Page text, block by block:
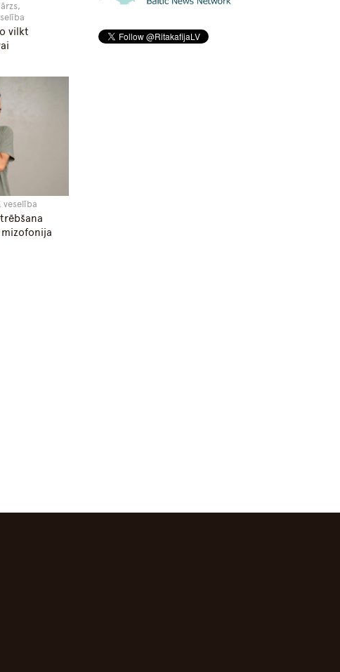
vilkt
veselība